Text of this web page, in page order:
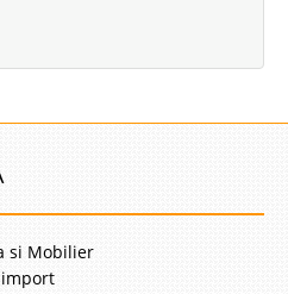
si Mobilier
import